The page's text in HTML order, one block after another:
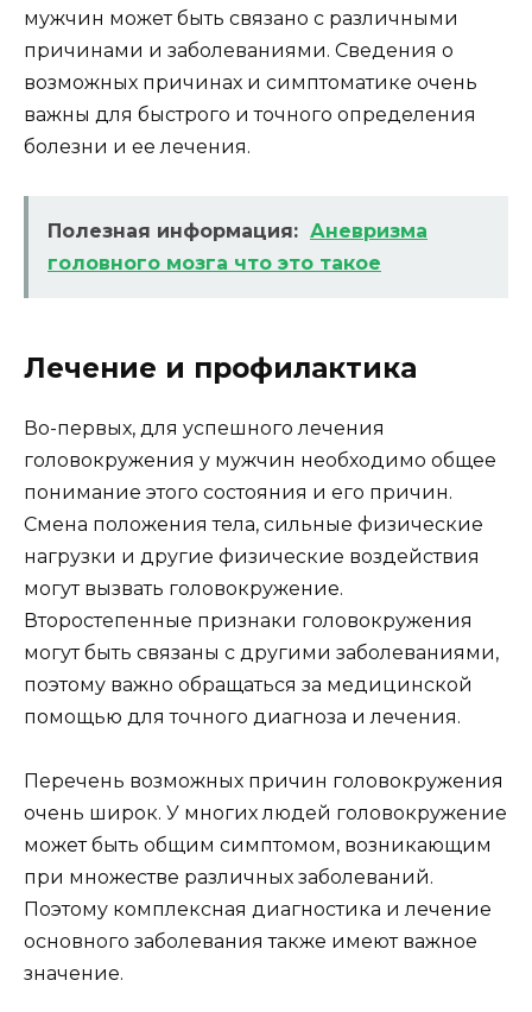
мужчин может быть связано с различными
причинами и заболеваниями. Сведения о
возможных причинах и симптоматике очень
важны для быстрого и точного определения
болезни и ее лечения.
Полезная информация: Аневризма
головного мозга что это такое
Лечение и профилактика
Во-первых, для успешного лечения
головокружения у мужчин необходимо общее
понимание этого состояния и его причин.
Смена положения тела, сильные физические
нагрузки и другие физические воздействия
могут вызвать головокружение.
Второстепенные признаки головокружения
могут быть связаны с другими заболеваниями,
поэтому важно обращаться за медицинской
помощью для точного диагноза и лечения.
Перечень возможных причин головокружения
очень широк. У многих людей головокружение
может быть общим симптомом, возникающим
при множестве различных заболеваний.
Поэтому комплексная диагностика и лечение
основного заболевания также имеют важное
значение.